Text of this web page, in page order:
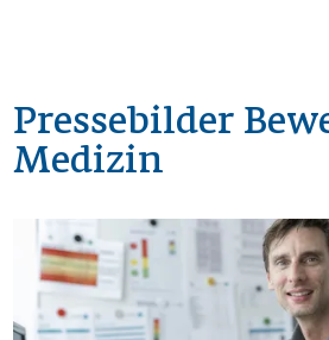
Pressebilder
Medizin